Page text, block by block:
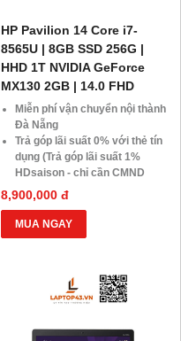
HP Pavilion 14 Core i7-
8565U | 8GB SSD 256G |
HHD 1T NVIDIA GeForce
MX130 2GB | 14.0 FHD
Miễn phí vận chuyển nội thành
Đà Nẵng
Trả góp lãi suất 0% với thẻ tín
dụng (Trả góp lãi suất 1%
HDsaison - chỉ cần CMND
BLX hoặc hộ khẩu gốc)
Giảm 20% khi nâng cấp Ram-
SSD
Giảm giá trực tiếp đối với
Giá 500.000Đ
8,900,000 đ
MUA NGAY